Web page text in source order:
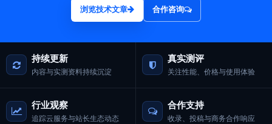
浏览技术文章 合作咨询
持续更新
内容与实测资料持续沉淀
真实测评
关注性能、价格与使用体验
行业观察
追踪云服务与站长生态动态
合作支持
收录、投稿与商务合作响应